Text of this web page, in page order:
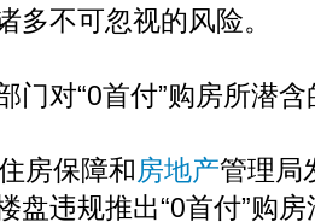
多不可忽视的风险。
门对“0首付”购房所潜
房保障和房地产管理局
盘违规推出“0首付”购